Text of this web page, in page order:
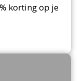
korting op je